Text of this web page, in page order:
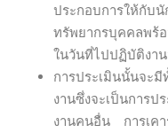
ประกอบการให้กับ
ทรัพยากรบุคคลพร้
ในวันที่ไปปฏิบัติงา
การประเมินนั้นจะ
งานซึ่งจะเป็นการ
งานคนอื่น การเค